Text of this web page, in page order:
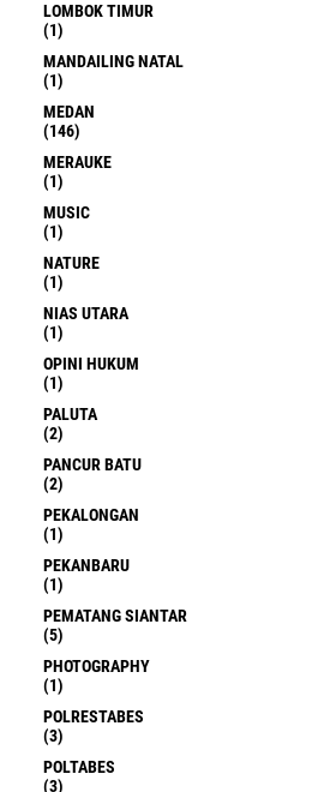
LOMBOK TIMUR
(1)
MANDAILING NATAL
(1)
MEDAN
(146)
MERAUKE
(1)
MUSIC
(1)
NATURE
(1)
NIAS UTARA
(1)
OPINI HUKUM
(1)
PALUTA
(2)
PANCUR BATU
(2)
PEKALONGAN
(1)
PEKANBARU
(1)
PEMATANG SIANTAR
(5)
PHOTOGRAPHY
(1)
POLRESTABES
(3)
POLTABES
(3)